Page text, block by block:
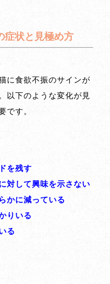
症状と見極め方
に食欲不振のサインが
以下のような変化が見
です。
を残す
対して興味を示さない
かに減っている
りいる
る